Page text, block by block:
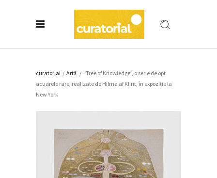
curatorial / Artǎ / “Tree of Knowledge”, o serie de opt
acuarele rare, realizate de Hilma af Klint, în expoziţie la
New York